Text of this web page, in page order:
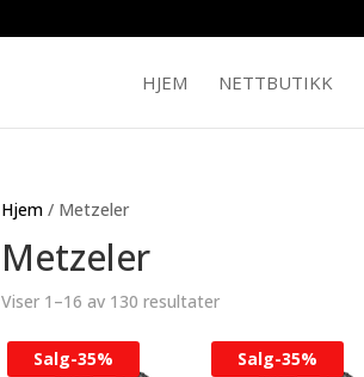
HJEM NETTBUTIKK
Hjem/ Metzeler
Metzeler
Viser 1–16 av 130 resultater
Salg-35% Salg-35%